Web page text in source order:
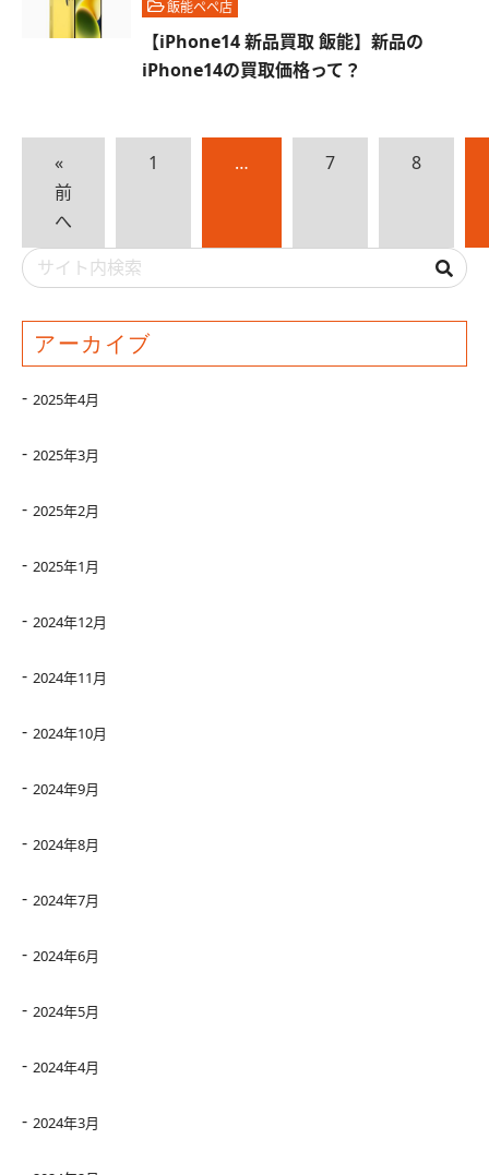
飯能ペペ店
【iPhone14 新品買取 飯能】新品の
iPhone14の買取価格って？
«
前
へ
1 … 7 8
アーカイブ
2025年4月
2025年3月
2025年2月
2025年1月
2024年12月
2024年11月
2024年10月
2024年9月
2024年8月
2024年7月
2024年6月
2024年5月
2024年4月
2024年3月